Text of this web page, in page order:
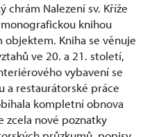
chrám Nalezení sv. Kříže
knihou
Kniha se věnuje
ve 20. a 21. století,
vybavení se
a restaurátorské práce
kompletní obnova
zcela nové poznatky